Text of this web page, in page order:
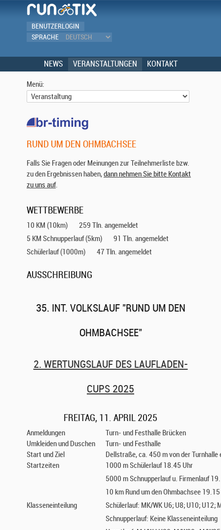
BENUTZERLOGIN
SPRACHE
NEWS VERANSTALTUNGEN KONTAKT
Menü:
RUND UM DEN OHMBACHSEE
Falls Sie Fragen oder Meinungen zur Teilnehmerliste bzw.
zu den Ergebnissen haben,dann nehmen Sie bitte Kontakt
zu uns auf.
WETTBEWERBE
10 KM (10km)
259 Tln. angemeldet
5 KM Schnupperlauf (5km)
91 Tln. angemeldet
Schülerlauf (1000m)
47 Tln. angemeldet
AUSSCHREIBUNG
35. INT. VOLKSLAUF "RUND UM DEN
OHMBACHSEE"
2. WERTUNGSLAUF DES LAUFLADEN-
CUPS 2025
FREITAG, 11. APRIL 2025
Anmeldungen
Turn- und Festhalle Brücken
Umkleiden und Duschen
Turn- und Festhalle
Start und Ziel
Dellstraße, ca. 450 m von der Turnhalle
Startzeiten
1000 m Schülerlauf 18.45 Uhr
5000 m Schnupperlauf u. Firmenlauf
10 km Rund um den Ohmbachsee
Klasseneinteilung
Schülerlauf: MK/WK U6; U8; U10; U12;
Schnupperlauf: Keine Klasseneinteilung